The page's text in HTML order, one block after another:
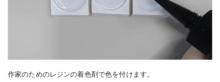
作家のためのレジンの着色剤で色を付けます。